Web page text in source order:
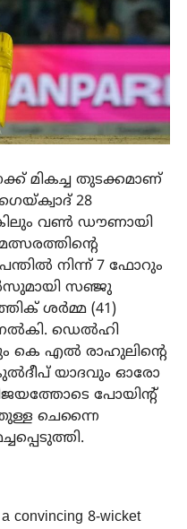
മികച്ച തുടക്കമാണ്
28
വൺ ഡൗണായി
നിന്ന് 7 ഫോറും
സഞ്ജു
ശർമ്മ (41)
ഡെൽഹി
കെ എൽ രാഹുലിന്റെ
കുൽദീപ് യാദവും ഓരോ
പോയിന്റ്
ചെന്നൈ
convincing 8-wicket